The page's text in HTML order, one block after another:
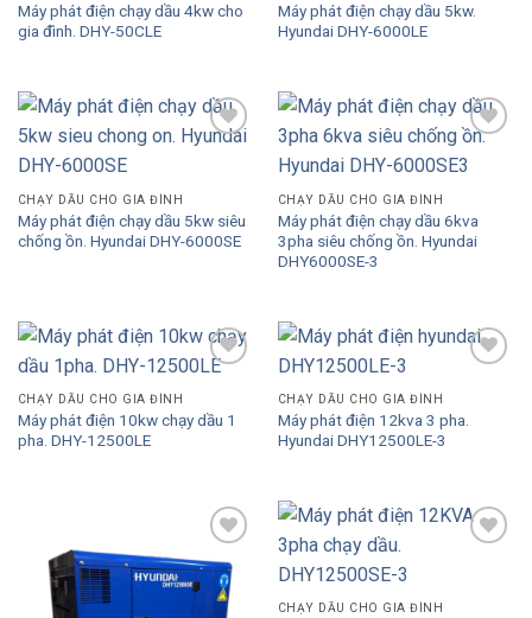
Máy phát điện chạy dầu 4kw cho
gia đình. DHY-50CLE
Máy phát điện chạy dầu 5kw.
Hyundai DHY-6000LE
Add to
CHẠY DẦU CHO GIA ĐÌNH
Máy phát điện chạy dầu 5kw siêu
chống ồn. Hyundai DHY-6000SE
Wishlist
CHẠY DẦU CHO GIA ĐÌNH
Máy phát điện chạy dầu 6kva
3pha siêu chống ồn. Hyundai
DHY6000SE-3
CHẠY DẦU CHO GIA ĐÌNH
Máy phát điện 10kw chạy dầu 1
pha. DHY-12500LE
CHẠY DẦU CHO GIA ĐÌNH
Máy phát điện 12kva 3 pha.
Hyundai DHY12500LE-3
Add to
Wishlist
CHẠY DẦU CHO GIA ĐÌNH